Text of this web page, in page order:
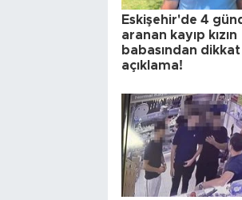
Eskişehir'de 4
aranan kayıp kızın
babasından
açıklama!